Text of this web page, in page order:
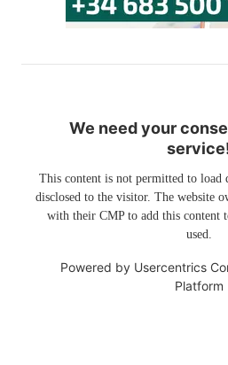
We need your
This content is not permitted to load
disclosed to the visitor. The website
with their CMP to add this content
used.
Powered by Usercentrics
Platform